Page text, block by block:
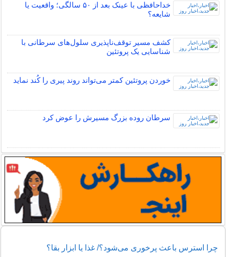
خداحافظی با عینک بعد از ۵۰ سالگی؛ واقعیت یا
شایعه؟
کشف مسیر توقف‌ناپذیری سلول‌های سرطانی با
شناسایی یک پروتئین
خوردن پروتئین کمتر می‌تواند روند پیری را کُند نماید
سرطان روده بزرگ مسیرش را عوض کرد
چرا استرس باعث پرخوری می‌شود؟/ غذا یا ابزار بقا؟